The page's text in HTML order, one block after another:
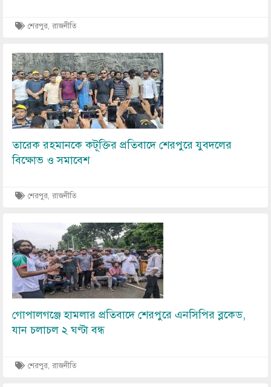
শেরপুর, রাজনীতি
Image
তারেক রহমানকে কটূক্তির প্রতিবাদে শেরপুরে যুবদলের
বিক্ষোভ ও সমাবেশ
শেরপুর, রাজনীতি
গোপালগঞ্জে হামলার প্রতিবাদে শেরপুরে এনসিপির ব্লকেড,
যান চলাচল ২ ঘণ্টা বন্ধ
শেরপুর, রাজনীতি